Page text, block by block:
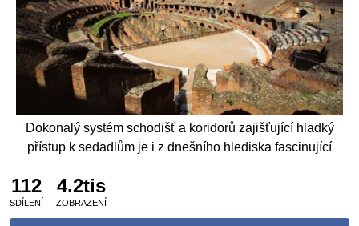
Dokonalý systém schodišť a koridorů zajišťující hladký
přístup k sedadlům je i z dnešního hlediska fascinující
112
SDÍLENÍ
4.2tis
ZOBRAZENÍ